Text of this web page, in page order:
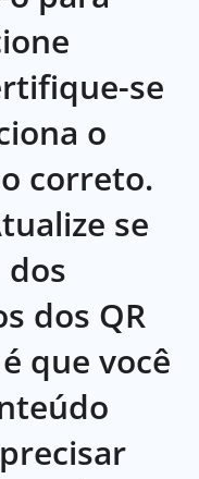
se
o
correto.
se
dos QR
que você